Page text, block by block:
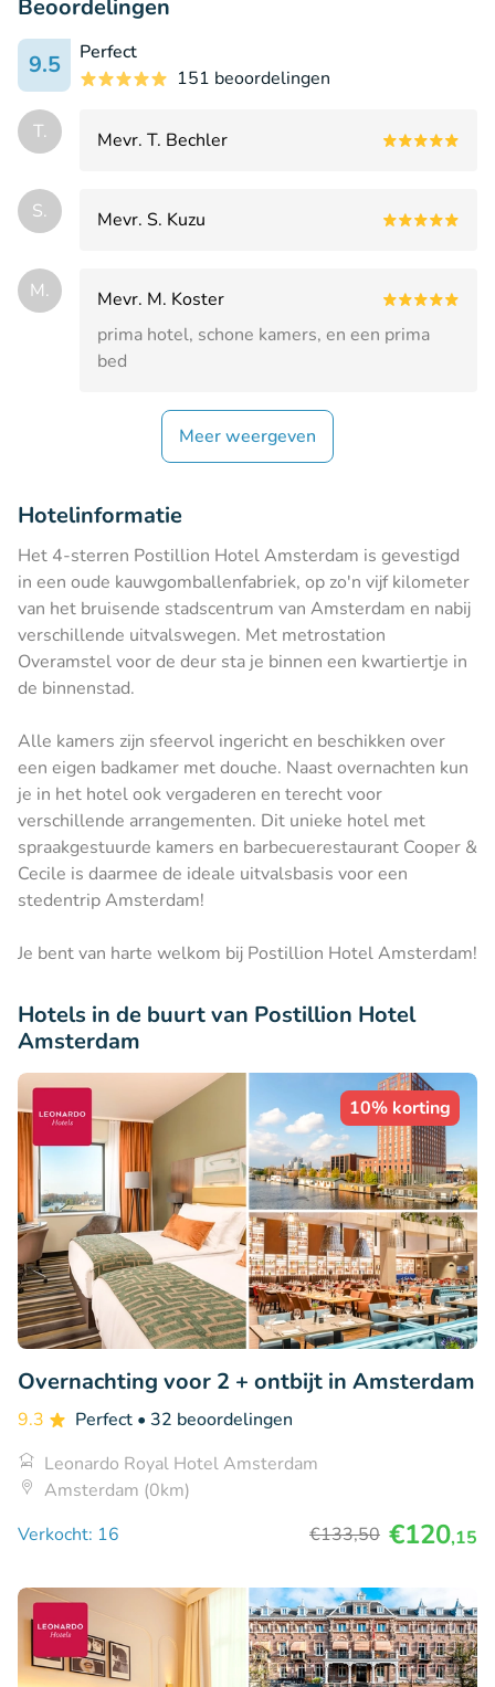
Beoordelingen
9.5
Perfect
151 beoordelingen
T. Mevr. T. Bechler
S. Mevr. S. Kuzu
M.
Mevr. M. Koster
prima hotel, schone kamers, en een prima
bed
Meer weergeven
Hotelinformatie
Het 4-sterren Postillion Hotel Amsterdam is gevestigd
in een oude kauwgomballenfabriek, op zo'n vijf kilometer
van het bruisende stadscentrum van Amsterdam en nabij
verschillende uitvalswegen. Met metrostation
Overamstel voor de deur sta je binnen een kwartiertje in
de binnenstad.
Alle kamers zijn sfeervol ingericht en beschikken over
een eigen badkamer met douche. Naast overnachten kun
je in het hotel ook vergaderen en terecht voor
verschillende arrangementen. Dit unieke hotel met
spraakgestuurde kamers en barbecuerestaurant Cooper &
Cecile is daarmee de ideale uitvalsbasis voor een
stedentrip Amsterdam!
Je bent van harte welkom bij Postillion Hotel Amsterdam!
Hotels in de buurt van Postillion Hotel
Amsterdam
10% korting
Overnachting voor 2 + ontbijt in Amsterdam
9.3 Perfect • 32 beoordelingen
Leonardo Royal Hotel Amsterdam
Amsterdam (0km)
Verkocht: 16
€133,50 €120,15